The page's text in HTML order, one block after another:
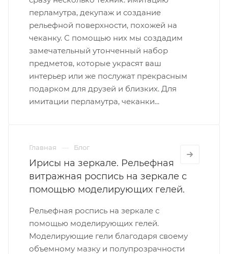
перламутра, декупаж и создание
рельефной поверхности, похожей на
чеканку. С помощью них мы создадим
замечательный утонченный набор
предметов, которые украсят ваш
интерьер или же послужат прекрасным
подарком для друзей и близких. Для
имитации перламутра, чеканки...
Главная Блог
Ирисы на зеркале. Рельефная
витражная роспись на зеркале с
помощью моделирующих гелей.
Рельефная роспись на зеркале с
помощью моделирующих гелей.
Моделирующие гели благодаря своему
объемному мазку и полупрозрачности